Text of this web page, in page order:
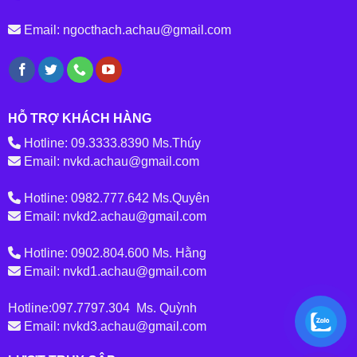
Email: ngocthach.achau@gmail.com
HỖ TRỢ KHÁCH HÀNG
Hotline: 09.3333.8390 Ms.Thúy
Email: nvkd.achau@gmail.com
Hotline: 0982.777.642 Ms.Quyên
Email: nvkd2.achau@gmail.com
Hotline: 0902.804.600 Ms. Hằng
Email: nvkd1.achau@gmail.com
Hotline:097.7797.304 Ms. Quỳnh
Email: nvkd3.achau@gmail.com